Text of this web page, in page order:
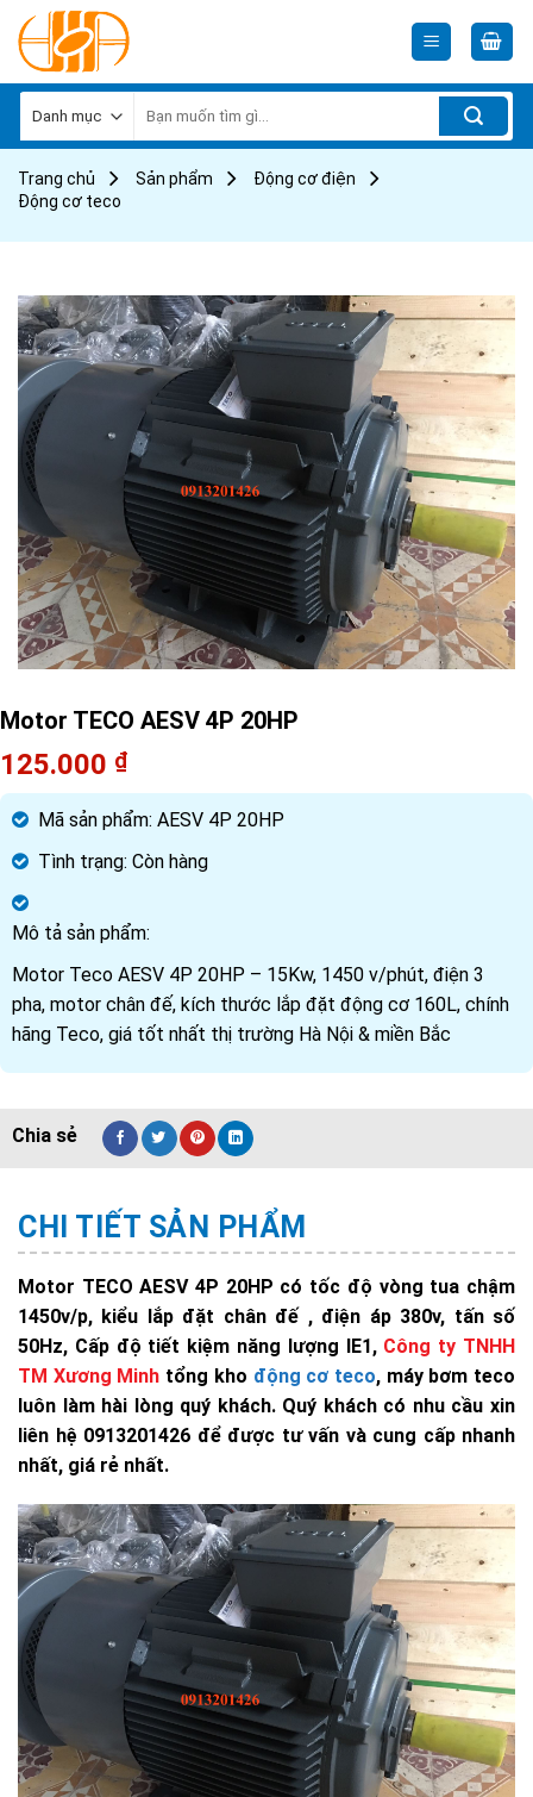
Skip
to
content
kiếm:
Trang chủ Sản phẩm
Động cơ điện
Động cơ teco
Motor TECO AESV 4P 20HP
125.000 ₫
Mã sản phẩm: AESV 4P 20HP
Tình trạng: Còn hàng
Mô tả sản phẩm:
Motor Teco AESV 4P 20HP – 15Kw, 1450 v/phút, điện 3
pha, motor chân đế, kích thước lắp đặt động cơ 160L, chính
hãng Teco, giá tốt nhất thị trường Hà Nội & miền Bắc
CHI TIẾT SẢN PHẨM
Motor TECO AESV 4P 20HP có tốc độ vòng tua chậm
1450v/p, kiểu lắp đặt chân đế , điện áp 380v, tấn số
50Hz, Cấp độ tiết kiệm năng lượng IE1, Công ty TNHH
TM Xương Minh tổng kho động cơ teco, máy bơm teco
luôn làm hài lòng quý khách. Quý khách có nhu cầu xin
liên hệ 0913201426 để được tư vấn và cung cấp nhanh
nhất, giá rẻ nhất.